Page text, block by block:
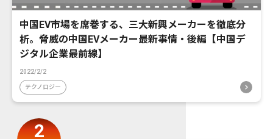
中国EV市場を席巻する、三大新興メーカーを徹底分
析。脅威の中国EVメーカー最新事情・後編【中国デ
ジタル企業最前線】
2022/2/2
テクノロジー